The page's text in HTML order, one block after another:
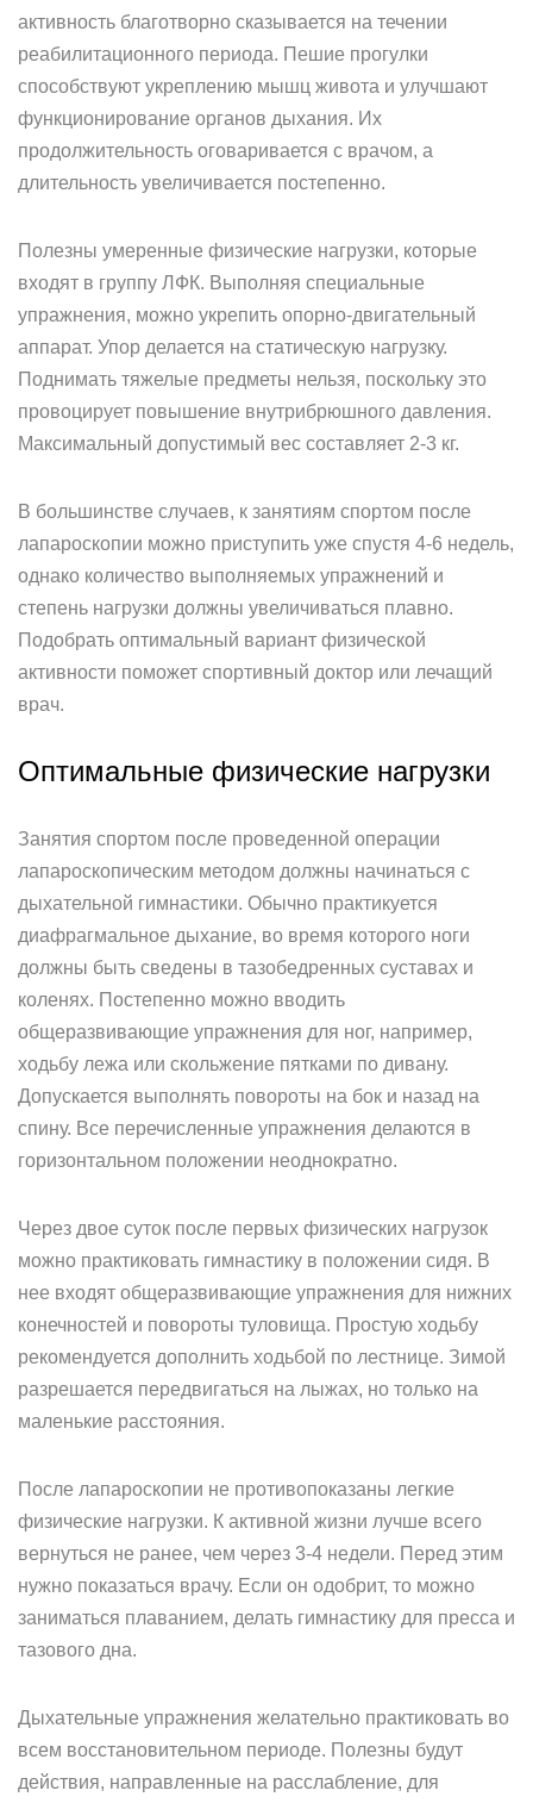
активность благотворно сказывается на течении
реабилитационного периода. Пешие прогулки
способствуют укреплению мышц живота и улучшают
функционирование органов дыхания. Их
продолжительность оговаривается с врачом, а
длительность увеличивается постепенно.
Полезны умеренные физические нагрузки, которые
входят в группу ЛФК. Выполняя специальные
упражнения, можно укрепить опорно-двигательный
аппарат. Упор делается на статическую нагрузку.
Поднимать тяжелые предметы нельзя, поскольку это
провоцирует повышение внутрибрюшного давления.
Максимальный допустимый вес составляет 2-3 кг.
В большинстве случаев, к занятиям спортом после
лапароскопии можно приступить уже спустя 4-6 недель,
однако количество выполняемых упражнений и
степень нагрузки должны увеличиваться плавно.
Подобрать оптимальный вариант физической
активности поможет спортивный доктор или лечащий
врач.
Оптимальные физические нагрузки
Занятия спортом после проведенной операции
лапароскопическим методом должны начинаться с
дыхательной гимнастики. Обычно практикуется
диафрагмальное дыхание, во время которого ноги
должны быть сведены в тазобедренных суставах и
коленях. Постепенно можно вводить
общеразвивающие упражнения для ног, например,
ходьбу лежа или скольжение пятками по дивану.
Допускается выполнять повороты на бок и назад на
спину. Все перечисленные упражнения делаются в
горизонтальном положении неоднократно.
Через двое суток после первых физических нагрузок
можно практиковать гимнастику в положении сидя. В
нее входят общеразвивающие упражнения для нижних
конечностей и повороты туловища. Простую ходьбу
рекомендуется дополнить ходьбой по лестнице. Зимой
разрешается передвигаться на лыжах, но только на
маленькие расстояния.
После лапароскопии не противопоказаны легкие
физические нагрузки. К активной жизни лучше всего
вернуться не ранее, чем через 3-4 недели. Перед этим
нужно показаться врачу. Если он одобрит, то можно
заниматься плаванием, делать гимнастику для пресса и
тазового дна.
Дыхательные упражнения желательно практиковать во
всем восстановительном периоде. Полезны будут
действия, направленные на расслабление, для